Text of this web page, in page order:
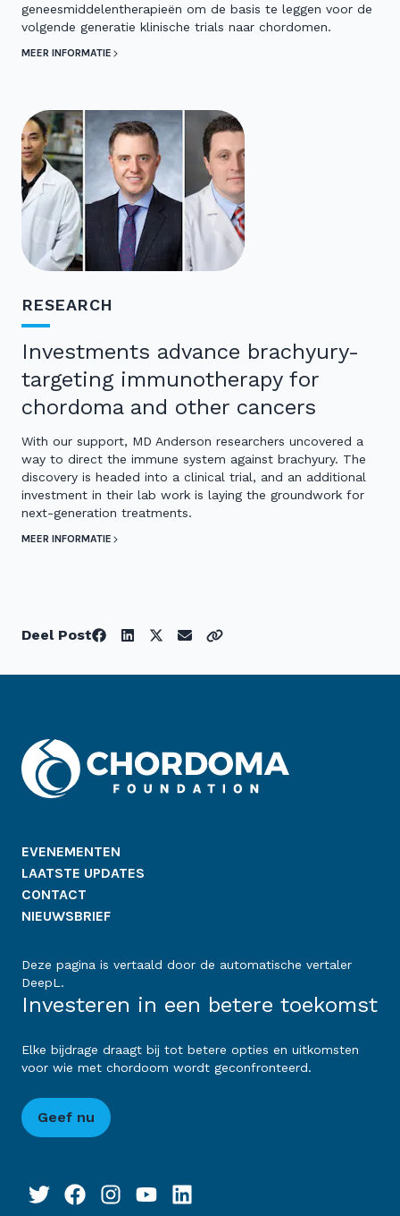
geneesmiddelentherapieën om de basis te leggen voor de
volgende generatie klinische trials naar chordomen.
MEER INFORMATIE
RESEARCH
Investments advance brachyury-
targeting immunotherapy for
chordoma and other cancers
With our support, MD Anderson researchers uncovered a
way to direct the immune system against brachyury. The
discovery is headed into a clinical trial, and an additional
investment in their lab work is laying the groundwork for
next-generation treatments.
MEER INFORMATIE
Deel Post
EVENEMENTEN
LAATSTE UPDATES
CONTACT
NIEUWSBRIEF
Deze pagina is vertaald door de automatische vertaler
DeepL.
Investeren in een betere toekomst
Elke bijdrage draagt bij tot betere opties en uitkomsten
voor wie met chordoom wordt geconfronteerd.
Geef nu